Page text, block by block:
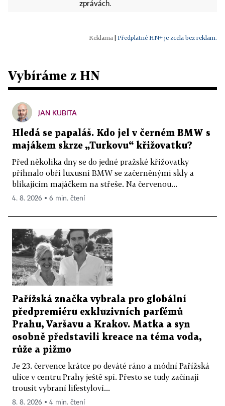
zprávách.
Předplatné HN+ je zcela bez reklam.
Vybíráme z HN
JAN KUBITA
Hledá se papaláš. Kdo jel v černém BMW s
majákem skrze „Turkovu“ křižovatku?
Před několika dny se do jedné pražské křižovatky
přihnalo obří luxusní BMW se začerněnými skly a
blikajícím majáčkem na střeše. Na červenou...
4. 8. 2026 ▪ 6 min. čtení
Pařížská značka vybrala pro globální
předpremiéru exkluzivních parfémů
Prahu, Varšavu a Krakov. Matka a syn
osobně představili kreace na téma voda,
růže a pižmo
Je 23. července krátce po deváté ráno a módní Pařížská
ulice v centru Prahy ještě spí. Přesto se tudy začínají
trousit vybraní lifestyloví...
8. 8. 2026 ▪ 4 min. čtení